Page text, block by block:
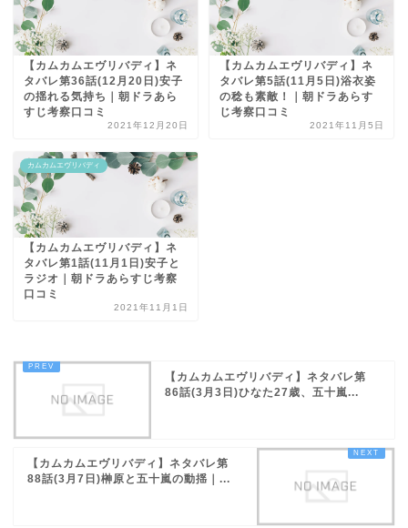
【カムカムエヴリバディ】ネ
タバレ第36話(12月20日)安子
の揺れる気持ち｜朝ドラあら
すじ考察口コミ
2021年12月20日
【カムカムエヴリバディ】ネ
タバレ第5話(11月5日)浴衣姿
の稔も素敵！｜朝ドラあらす
じ考察口コミ
2021年11月5日
カムカムエヴリバディ
【カムカムエヴリバディ】ネ
タバレ第1話(11月1日)安子と
ラジオ｜朝ドラあらすじ考察
口コミ
2021年11月1日
【カムカムエヴリバディ】ネタバレ第
86話(3月3日)ひなた27歳、五十嵐...
【カムカムエヴリバディ】ネタバレ第
88話(3月7日)榊原と五十嵐の動揺｜...